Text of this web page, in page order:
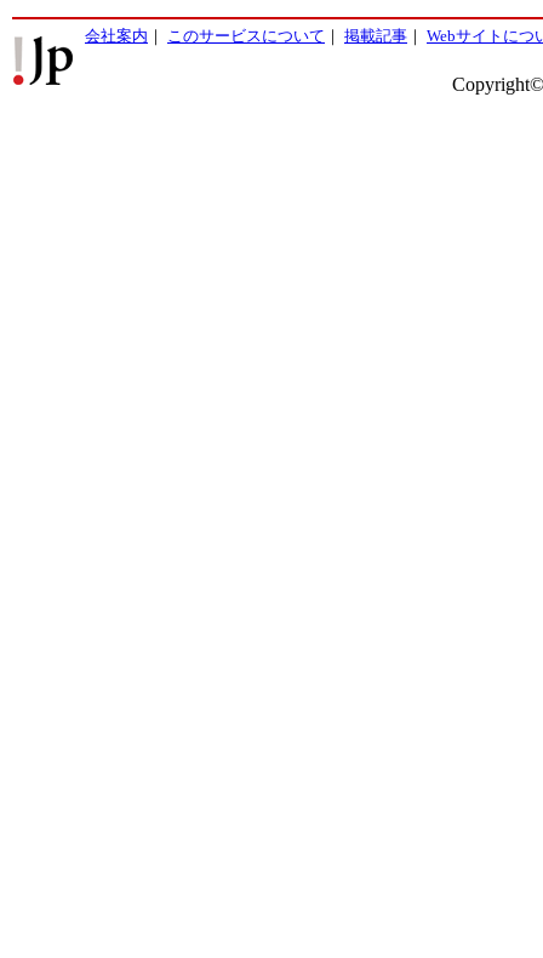
会社案内 ｜ このサービスについて ｜ 掲載記事 ｜ Webサイトにつ